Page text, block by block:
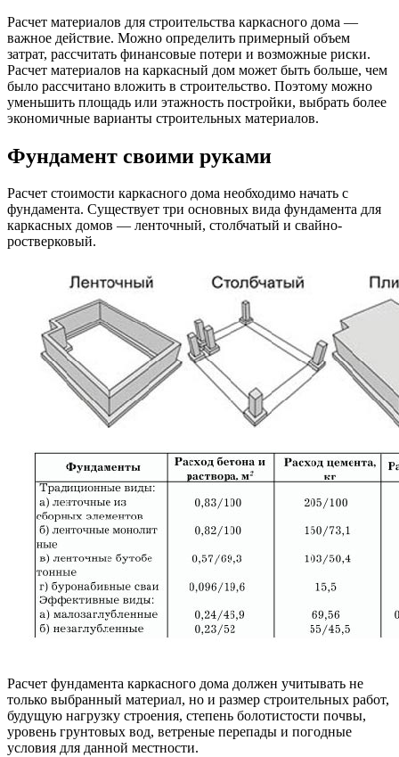
Расчет материалов для строительства каркасного дома —
важное действие. Можно определить примерный объем
затрат, рассчитать финансовые потери и возможные риски.
Расчет материалов на каркасный дом может быть больше, чем
было рассчитано вложить в строительство. Поэтому можно
уменьшить площадь или этажность постройки, выбрать более
экономичные варианты строительных материалов.
Фундамент своими руками
Расчет стоимости каркасного дома необходимо начать с
фундамента. Существует три основных вида фундамента для
каркасных домов — ленточный, столбчатый и свайно-
ростверковый.
Расчет фундамента каркасного дома должен учитывать не
только выбранный материал, но и размер строительных работ,
будущую нагрузку строения, степень болотистости почвы,
уровень грунтовых вод, ветреные перепады и погодные
условия для данной местности.